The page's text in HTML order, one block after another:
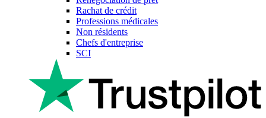
Rachat de crédit
Professions médicales
Non résidents
Chefs d'entreprise
SCI